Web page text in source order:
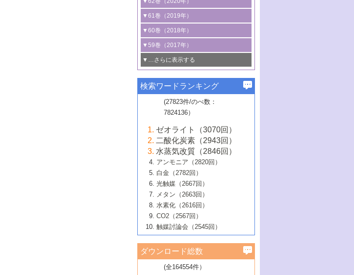
る最新技術
4号 アルコール類の効率的変換を実現す
る非貴金属触媒の研究動向
5号 ゼオライトの合成と応用における研
究動向
6号 ヘテロ接合界面
B号 第135回触媒討論会（2025年）
ロセスの最前線
4号 シンクロトロン放射光および中性子
線を利用した触媒解析技術の最先端
5号 単原子触媒
6号 参照触媒委員会からのお知らせ
B号 第133回触媒討論会（2023年）
3号 非酸化物系金属化合物を基盤とした
触媒材料の開発
4号 格子酸素・格子酸素欠陥を利用した
触媒反応
5号 生体触媒によるエネルギー変換反応
6号 窒素とリンの循環のための触媒・機
能性材料
2号 化学品合成のための合金触媒開発
3号 CO の排出削減および有効活用のた
めの触媒技術
4号 若手による情報発信企画～とびたて
若き触媒の研究者たち～（1）
若き触媒の研究者たち～（2）
6号 石油のノーブル・ユースを志向した
触媒技術
大学：オンライン・対面開催）
2号 ペロブスカイト
3号 特殊反応場を利用した触媒的分子変
換反応
4号 多孔質材料を用いた触媒の新展開
5号 情報学的手法を用いた触媒開発
6号 カーボンニュートラルに向けた電解
技術
B号 第127回触媒討論会（2021年・オン
ライン開催(Zoom)のみ）
1号 触媒設計を拓く欠陥構造のキャラク
タリゼーション
2号 機能化学品製造に資するクリーンな
触媒的酸化反応
3号 水処理のための触媒化学
4号 光触媒を用いた水分解の最新の研究
動向
5号 次世代の触媒プロセスを支えるマイ
6号 メタン転換技術の最新動向
B号 第125回触媒討論会（2020年・工学
院大学）
▼61巻（2019年）
1号 物質移動制御に着目した触媒プロセ
ス開発
2号 CO2 フリー水素サプライチェーンに
関わる触媒開発動向
3号 精密高分子合成に関する最近の研究
動向
4号 バイオマス化成品製造のための触媒
5号 固体触媒による含窒素有機化合物変
換の最前線
6号 貴金属使用量低減に向けた自動車排
ガス浄化触媒の開発
B号 第123回触媒討論会（2019年・大阪
▼60巻（2018年）
1号 固体酸触媒の最新の研究動向
2号 二酸化炭素からの有用化学品合成
3号 ナノ粒子・クラスター触媒の最前線
4号 60周年記念企画
5号 進化するゼオライト合成技術
6号 非貴金属系触媒における電気化学的
B号 第121回触媒討論会（2018年・東京
大学）
▼59巻（2017年）
1号 いたるところに，触媒
最先端技術
3号 無機分離膜材料の開発と触媒反応プ
ロセスへの適用
5号 水素のふるまいを解き明かす最先端
研究
6号 低級アルカンの有効利用のための触
媒技術
B号 第119回触媒討論会（2017年・首都
大学東京）
▼…さらに表示する
1号 ユニークな構造の高分子を生み出す触
2号 リグニンからの化成品製造に向けた触
媒技術
3号 触媒研究の最先端～とびたて若き研究
者たち～（1）
4号 触媒研究の最先端～とびたて若き研究
者たち～（2）
5号 触媒研究の最先端～とびたて若き研究
者たち～（3）
6号 イオニクス材料と燃料電池・電解合成
の最新の研究動向
B号 第117回触媒討論会（2016年・大阪府
立大学）
▼57巻（2015年）
1号 水素キャリアにかかわる触媒技術の新
2号 石油精製用触媒の最近の進展
3号 固体酸化物形燃料電池（SOFC）におけ
るアノード触媒上での燃料直接改質技術
4号 コアシェル構造の制御による触媒機能
5号 工業触媒およびその周辺技術の最近の
進歩
6号 ナノシート
B号 第115回触媒討論会（2015年・成蹊大
▼56巻（2014年）
2号 光触媒反応機構に関する最新の研究動
向
開発動向
4号 人工光合成に向けた近年のアプローチ
5号 未利用熱エネルギーの有効活用に貢献
する触媒技術
6号 ポリオキソメタレート
B号 第113回触媒討論会（2014年・ロワジ
ールホテル豊橋）
1号 高耐久性燃料電池システム用触媒にお
ける新展開
2号 リビングラジカル重合の最近の動向
3号 天然ガスの化学工業的展開に関する触
媒技術
4号 貴金属触媒の精密構造制御とその活用
5号 バイオマス化成品製造のための固体触
6号 ナノ空間─吸着状態解析から新機能開拓
B号 第111回触媒討論会（2013年・関西大
▼54巻（2012年）
1号 規則性多孔体の利用技術における最近
の進歩
2号 第109回触媒討論会
3号 貴金属低減技術の最新動向
4号 貴金属代替技術の最新動向
5号 光触媒による物質変換反応の新展開
6号 グラフェン
7号 水素を利用する化成品合成の新潮流
▼53巻（2011年）
1号 金属学から見る合金触媒の新展開
2号 第107回触媒討論会
3号 触媒のその場観察法の進歩（１）
4号 触媒のその場観察法の進歩（２）
5号 不活性結合の触媒的活性化による有機
合成
6号 新しい固体酸触媒技術
7号 ゼオライト合成における最近の進歩
▼52巻（2010年）
1号 触媒の劣化対策と長寿命触媒開発
2号 第105回触媒討論会
3号 ナノ構造が拓く新機能
4号 活性サイトおよびその環境の精密な設
計による触媒の高機能化
5号 触媒を有効に使うための技術
7号 有機分子触媒による精密有機合成
1号 炭素材料－熱い注目を集める材料－
2号 第103回触媒討論会
3号 環境浄化用光触媒の現状と課題
4号 水素社会の実現に向けた水素製造・貯
蔵技術の進歩
5号 CO2が関わる触媒・材料
▼50巻（2008年）
1号 触媒化学と学会のこの10年，半世紀，
そして未来
2号 第101回触媒討論会
4号 錯体を利用したユニークな表面構造の
構築と機能
▼49巻（2007年）
1号 含フッ素化合物の合成と触媒
2号 第99回触媒討論会
3号 実用的ファインケミカル合成プロセス
を実現する触媒
▼48巻（2006年）
1号 固体酸触媒の最近の進歩
2号 第97回触媒討論会
3号 リビング重合触媒の最近の展開
1号 最近の触媒担体とその効果
2号 第95回触媒討論会
▼46巻（2004年）
1号 部分酸化反応触媒の最前線
▼45巻（2003年）
検索ワードランキング
(27823件/のべ数：
7824136）
ゼオライト（3070回）
二酸化炭素（2943回）
水蒸気改質（2846回）
アンモニア（2820回）
白金（2782回）
光触媒（2667回）
メタン（2663回）
水素化（2616回）
CO2（2567回）
触媒討論会（2545回）
ダウンロード総数
(全164554件）